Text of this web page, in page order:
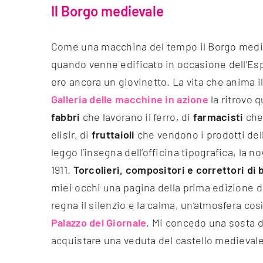
Il Borgo medievale
Come una macchina del tempo il Borgo
quando venne edificato in occasione
ero ancora un giovinetto. La vita che anima
Galleria delle macchine in azione la ritrovo
fabbri che lavorano il ferro, di farmacisti
elisir, di fruttaioli che vendono i prodotti
leggo l’insegna dell’officina tipografica, la
1911. Torcolieri, compositori e correttori di
miei occhi una pagina della prima edizione
regna il silenzio e la calma, un’atmosfera
Palazzo del Giornale. Mi concedo una sosta
acquistare una veduta del castello